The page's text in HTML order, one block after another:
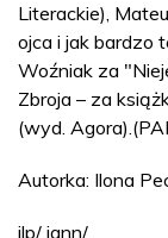
Literackie),
ojca i jak bardzo
Woźniak za
Zbroja – za
(wyd.
Autorka: Ilona
ilp/ jann/